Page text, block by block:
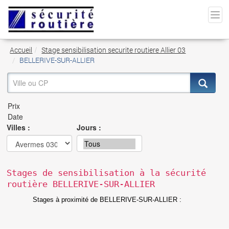
Accueil
Stage sensibilisation securite routiere Allier 03
BELLERIVE-SUR-ALLIER
Villes : Jours :
Stages de sensibilisation à la sécurité
routière BELLERIVE-SUR-ALLIER
Stages à proximité de BELLERIVE-SUR-ALLIER :